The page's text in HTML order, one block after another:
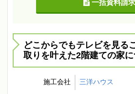
一括資料請求
どこからでもテレビを見る
取りを叶えた2階建ての家
施工会社 三洋ハウス